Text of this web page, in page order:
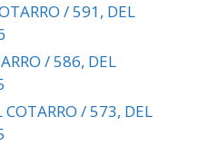
/ 591, DEL
/ 586, DEL
COTARRO / 573, DEL